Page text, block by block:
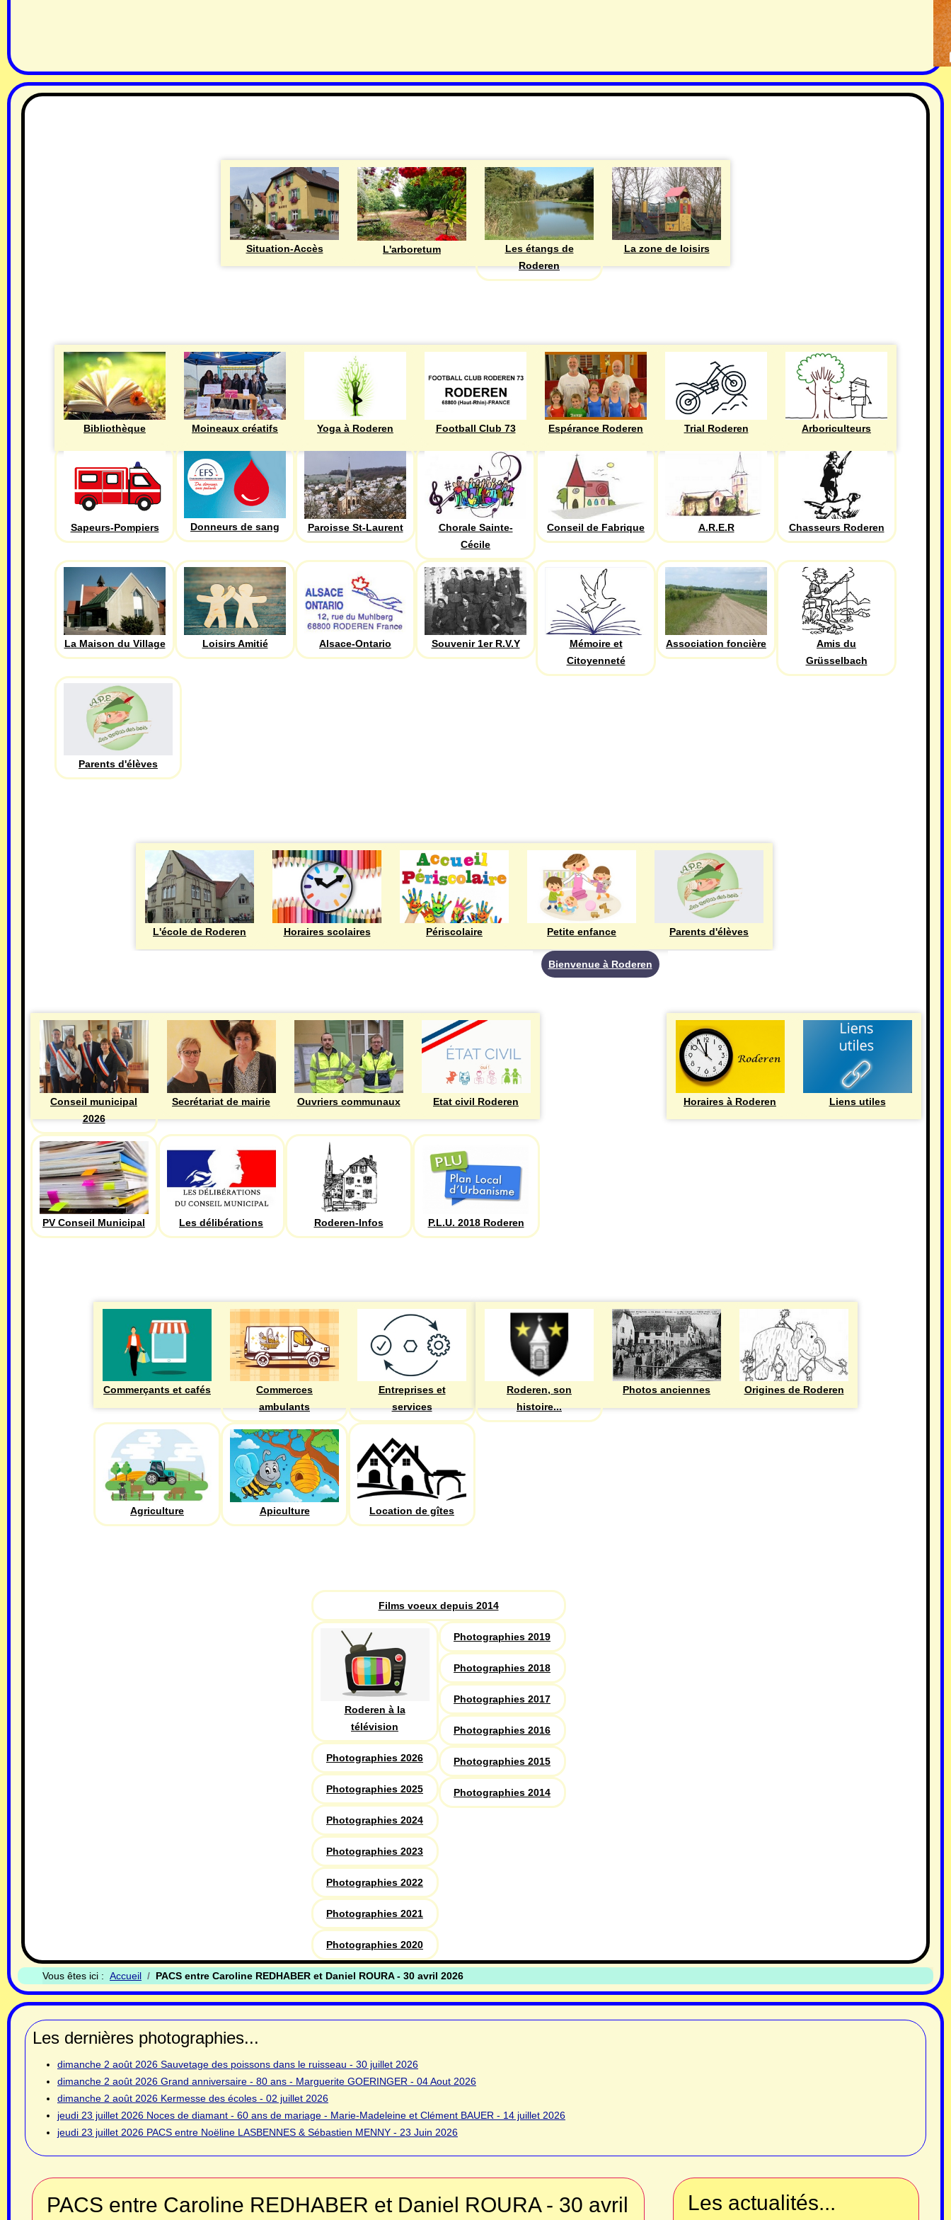
Situation-Accès L'arboretum
Les étangs de
Roderen
La zone de loisirs
Bibliothèque Moineaux créatifs Yoga à Roderen Football Club 73 Espérance Roderen Trial Roderen Arboriculteurs
Sapeurs-Pompiers Donneurs de sang Paroisse St-Laurent
Chorale Sainte-
Cécile
Conseil de Fabrique A.R.E.R Chasseurs Roderen
La Maison du Village Loisirs Amitié Alsace-Ontario Souvenir 1er R.V.Y
Mémoire et
Citoyenneté
Association foncière
Amis du
Grüsselbach
Parents d'élèves
L'école de Roderen Horaires scolaires Périscolaire Petite enfance Parents d'élèves
Conseil municipal
2026
Secrétariat de mairie Ouvriers communaux Etat civil Roderen
PV Conseil Municipal Les délibérations Roderen-Infos P.L.U. 2018 Roderen
Bienvenue à Roderen
Horaires à Roderen Liens utiles
Commerçants et cafés
Commerces
ambulants
Entreprises et
services
Agriculture Apiculture Location de gîtes
Roderen, son
histoire...
Photos anciennes Origines de Roderen
Films voeux depuis 2014
Roderen à la
télévision
Photographies 2026
Photographies 2025
Photographies 2024
Photographies 2023
Photographies 2022
Photographies 2021
Photographies 2020
Photographies 2019
Photographies 2018
Photographies 2017
Photographies 2016
Photographies 2015
Photographies 2014
Vous êtes ici : Accueil PACS entre Caroline REDHABER et Daniel ROURA - 30 avril 2026
Les dernières photographies...
dimanche 2 août 2026 Sauvetage des poissons dans le ruisseau - 30 juillet 2026
dimanche 2 août 2026 Grand anniversaire - 80 ans - Marguerite GOERINGER - 04 Aout 2026
dimanche 2 août 2026 Kermesse des écoles - 02 juillet 2026
jeudi 23 juillet 2026 Noces de diamant - 60 ans de mariage - Marie-Madeleine et Clément BAUER - 14 juillet 2026
jeudi 23 juillet 2026 PACS entre Noëline LASBENNES & Sébastien MENNY - 23 Juin 2026
PACS entre Caroline REDHABER et Daniel ROURA - 30 avril
Les actualités...